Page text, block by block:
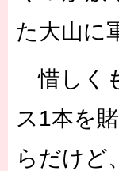
た大山に
惜しく
ス1本を
らだけど